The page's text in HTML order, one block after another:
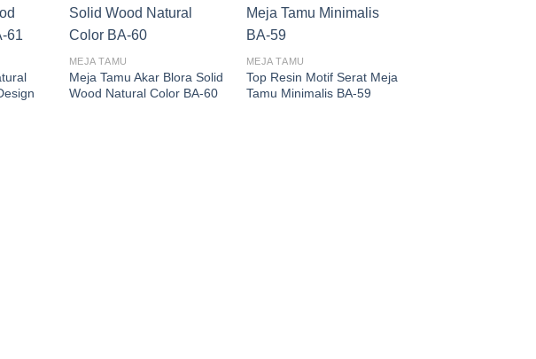
MEJA TAMU
Meja Tamu Akar Blora Solid
Wood Natural Color BA-60
MEJA TAMU
Top Resin Motif Serat Meja
Tamu Minimalis BA-59